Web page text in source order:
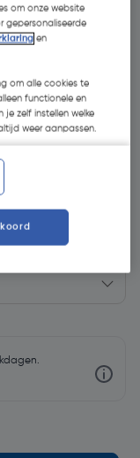
om onze website
gepersonaliseerde
en
om alle cookies te
functionele en
je zelf instellen welke
weer aanpassen.